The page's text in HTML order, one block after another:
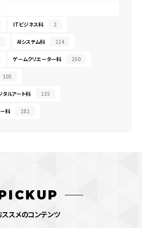
ITビジネス科 2
AIシステム科 214
ゲームクリエーター科 250
105
タルアート科 135
科 282
ススメのコンテンツ